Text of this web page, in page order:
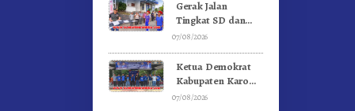
Gerak Jalan
Tingkat SD dan
SMP Untuk
Ke-81 Dibuka
Sekda Karo
07/08/2026
Ketua Demokrat
Kabupaten Karo
Pimpin Laskar Biru
07/08/2026